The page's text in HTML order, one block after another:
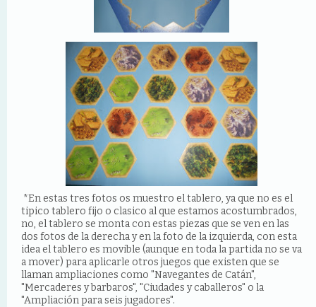
*En estas tres fotos os muestro el tablero, ya que no es el
tipico tablero fijo o clasico al que estamos acostumbrados,
no, el tablero se monta con estas piezas que se ven en las
dos fotos de la derecha y en la foto de la izquierda, con esta
idea el tablero es movible (aunque en toda la partida no se va
a mover) para aplicarle otros juegos que existen que se
llaman ampliaciones como "Navegantes de Catán",
"Mercaderes y barbaros", "Ciudades y caballeros" o la
"Ampliación para seis jugadores".